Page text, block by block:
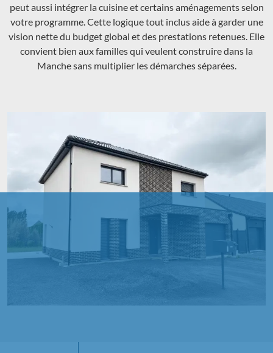
peut aussi intégrer la cuisine et certains aménagements selon
votre programme. Cette logique tout inclus aide à garder une
vision nette du budget global et des prestations retenues. Elle
convient bien aux familles qui veulent construire dans la
Manche sans multiplier les démarches séparées.